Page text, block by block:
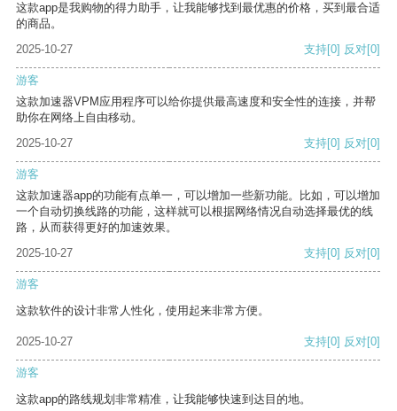
这款app是我购物的得力助手，让我能够找到最优惠的价格，买到最合适
的商品。
2025-10-27
支持[0] 反对[0]
游客
这款加速器VPM应用程序可以给你提供最高速度和安全性的连接，并帮
助你在网络上自由移动。
2025-10-27
支持[0] 反对[0]
游客
这款加速器app的功能有点单一，可以增加一些新功能。比如，可以增加
一个自动切换线路的功能，这样就可以根据网络情况自动选择最优的线
路，从而获得更好的加速效果。
2025-10-27
支持[0] 反对[0]
游客
这款软件的设计非常人性化，使用起来非常方便。
2025-10-27 支持[0] 反对[0]
游客
这款app的路线规划非常精准，让我能够快速到达目的地。